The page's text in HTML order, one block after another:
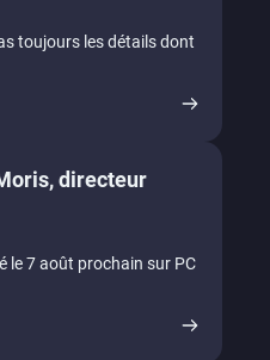
toujours les détails dont
directeur
le 7 août prochain sur PC